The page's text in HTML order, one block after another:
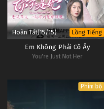
Hoàn Tất(15/15) Lồng Tiếng
Em Không Phải Cô Ấy
You're Just Not Her
Phim bộ